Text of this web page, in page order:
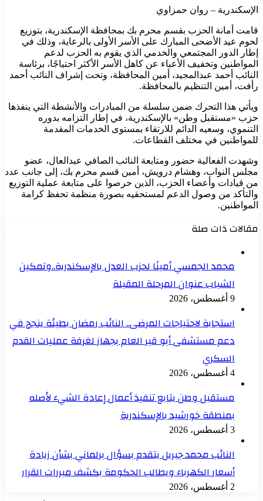
الإسكندرية – روان حمزاوي
قامت أمانة الحزب بقسم محرم بك بمحافظة الإسكندرية، بتوزيع
لحوم عيد الأضحى المبارك على الأسر الأولى بالرعاية، وذلك في
إطار الدور المجتمعي والخدمي الذي يقوم به الحزب لدعم
المواطنين وتخفيف الأعباء عن كاهل الأسر الأكثر احتياجًا، برئاسة
النائب أحمد عبدالمجيد، أمين المحافظة، وتحت إشراف النائب أحمد
رأفت، أمين التنظيم بالمحافظة.
ويأتي هذا التحرك ضمن سلسلة من المبادرات والأنشطة التي ينفذها
حزب «مستقبل وطن» بالإسكندرية، في إطار التزامه بدوره
التنموي، وسعيه الدائم للارتقاء بمستوى الخدمات المقدمة
للمواطنين في مختلف القطاعات.
وشهدت الفعالية حضور ومتابعة النائب الصافي عبدالعال، عضو
مجلس النواب، وهشام درويش، أمين قسم محرم بك، إلى جانب عدد
من قيادات وأعضاء الحزب، الذين حرصوا على متابعة عملية التوزيع
والتأكد من وصول الدعم لمستحقيه بصورة منظمة تحفظ كرامة
المواطنين.
مقالات ذات صلة
محمد الجمسي أمينًا لحزب العدل بالإسكندرية..وتمكين
الشباب عنوان المرحلة المقبلة
9 أغسطس، 2026
استجابة لاحتياجات المرضى.. النائب رمضان بطيئة ينجح في
دعم مستشفى أبو قير العام بجهاز لغرفة عمليات القدم
السكري
4 أغسطس، 2026
مستقبل وطن يتابع تنفيذ أعمال إعادة الشيء لأصله
بمنطقة خورشيد بالإسكندرية
3 أغسطس، 2026
النائب محمد جبريل يتقدم بسؤال برلماني بشأن زيادة
أسعار الكهرباء ويطالب الحكومة بكشف مبررات القرار
2 أغسطس، 2026